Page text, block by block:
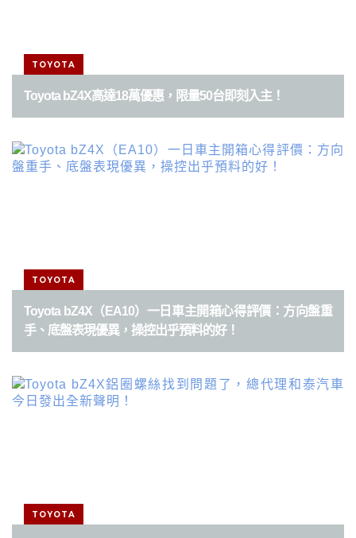
TOYOTA
Toyota bZ4X高達18萬優惠，限量50台即刻入主！
TOYOTA
Toyota bZ4X（EA10）一日車主開箱心得評價：方向盤重
手、底盤表現優異，操控出乎預料的好！
TOYOTA